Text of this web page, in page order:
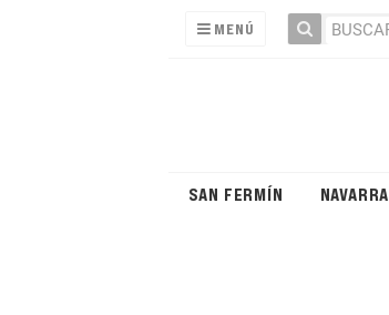
MENÚ
SAN FERMÍN NAVARRA